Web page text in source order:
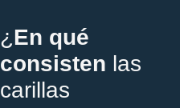
¿En qué
consisten las
carillas